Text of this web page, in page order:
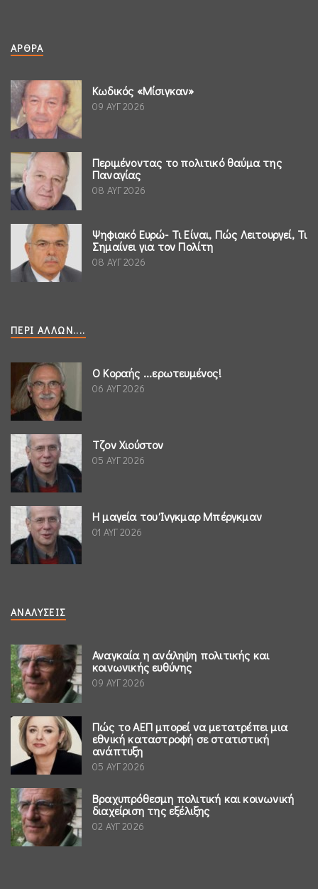
ΆΡΘΡΑ
Κωδικός «Μίσιγκαν»
09 ΑΥΓ 2026
Περιμένοντας το πολιτικό θαύμα της
Παναγίας
08 ΑΥΓ 2026
Ψηφιακό Ευρώ- Τι Είναι, Πώς Λειτουργεί, Τι
Σημαίνει για τον Πολίτη
08 ΑΥΓ 2026
ΠΕΡΊ ΆΛΛΩΝ....
Ο Κοραής ...ερωτευμένος!
06 ΑΥΓ 2026
Τζον Χιούστον
05 ΑΥΓ 2026
Η μαγεία του Ίνγκμαρ Μπέργκμαν
01 ΑΥΓ 2026
ΑΝΑΛΎΣΕΙΣ
Αναγκαία η ανάληψη πολιτικής και
κοινωνικής ευθύνης
09 ΑΥΓ 2026
Πώς το ΑΕΠ μπορεί να μετατρέπει μια
εθνική καταστροφή σε στατιστική
ανάπτυξη
05 ΑΥΓ 2026
Βραχυπρόθεσμη πολιτική και κοινωνική
διαχείριση της εξέλιξης
02 ΑΥΓ 2026